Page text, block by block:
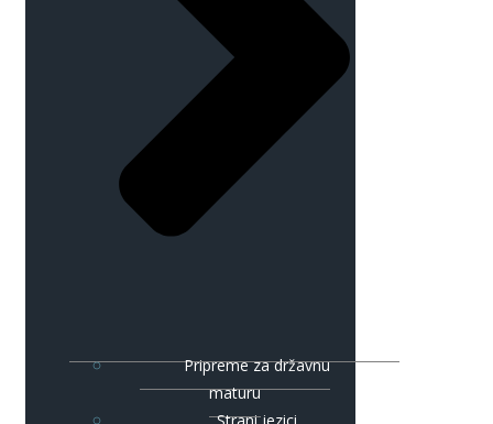
Pripreme za državnu
maturu